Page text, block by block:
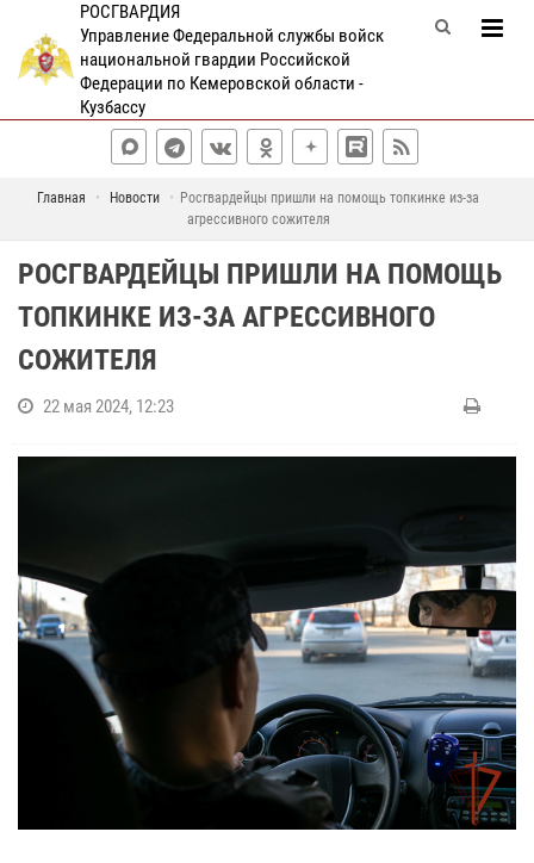
РОСГВАРДИЯ
Управление Федеральной службы войск
национальной гвардии Российской
Федерации по Кемеровской области -
Кузбассу
Главная Новости
Росгвардейцы пришли на помощь топкинке из-за
агрессивного сожителя
РОСГВАРДЕЙЦЫ ПРИШЛИ НА ПОМОЩЬ
ТОПКИНКЕ ИЗ-ЗА АГРЕССИВНОГО
СОЖИТЕЛЯ
22 мая 2024, 12:23